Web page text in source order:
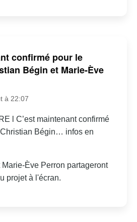
confirmé pour le
Bégin et Marie-Ève
à 22:07
l C’est maintenant confirmé
Bégin… infos en
Ève Perron partageront
projet à l'écran.